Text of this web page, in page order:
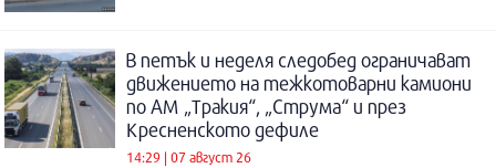
В петък и неделя следобед ограничават
движението на тежкотоварни камиони
по АМ „Тракия“, „Струма“ и през
Кресненското дефиле
14:29 | 07 август 26